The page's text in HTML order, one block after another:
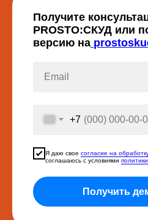
Получите
PROSTO:СКУД или
версию на
+7
Я даю свое согласие на
соглашаюсь с условиями
Получить